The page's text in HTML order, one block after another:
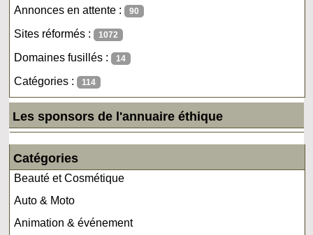
Annonces en attente : 90
Sites réformés : 1072
Domaines fusillés : 14
Catégories : 114
Les sponsors de l'annuaire éthique
Catégories
Beauté et Cosmétique
Auto & Moto
Animation & événement